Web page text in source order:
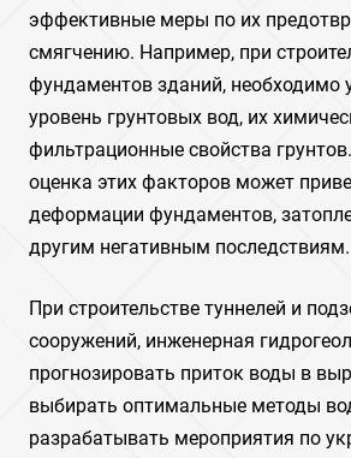
эффективные меры по их
смягчению. Например, при
фундаментов зданий, необходимо
уровень грунтовых вод, их
фильтрационные свойства
оценка этих факторов может
деформации фундаментов,
другим негативным последствиям.
При строительстве туннелей и
сооружений, инженерная
прогнозировать приток воды в
выбирать оптимальные методы
разрабатывать мероприятия по